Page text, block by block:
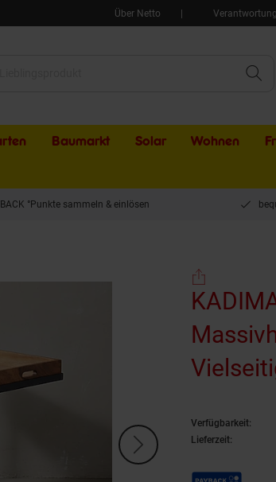
Über Netto Verantwortung
Baumarkt Solar Wohnen
°Punkte sammeln & einlösen
Verfügbarkeit:
Lieferzeit:
Payback Punkte